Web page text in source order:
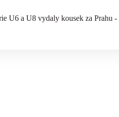
U6 a U8 vydaly kousek za